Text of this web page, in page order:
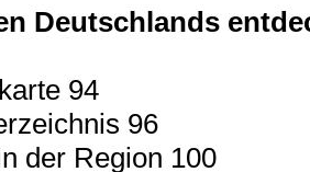
Deutschlands
94
96
der Region 100